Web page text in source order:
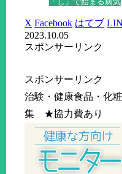
X Facebook はてブ
2023.10.05
スポンサーリンク
スポンサーリンク
治験・健康食品・化
集 ★協力費あり